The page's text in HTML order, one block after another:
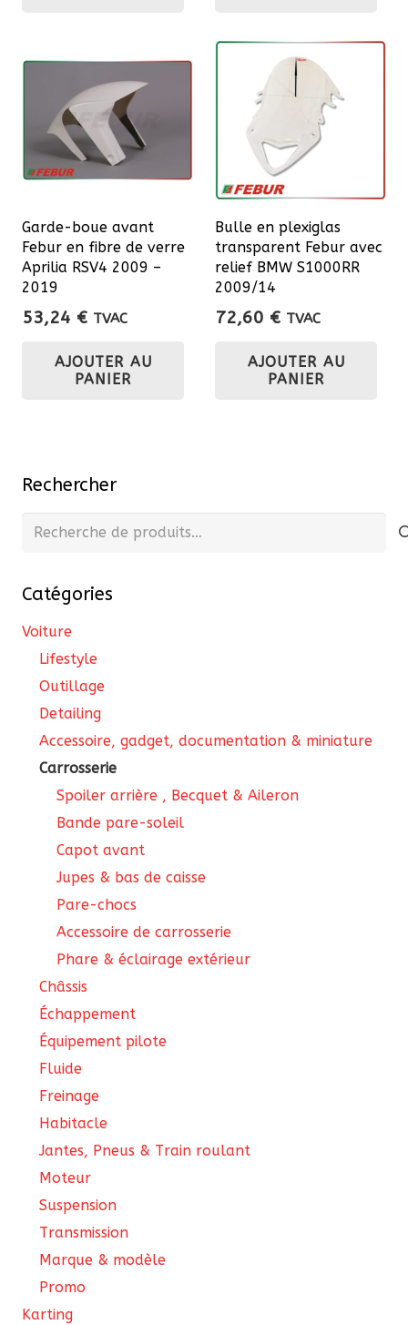
Garde-boue avant
Febur en fibre de verre
Aprilia RSV4 2009 –
2019
53,24 € TVAC
AJOUTER AU
PANIER
Bulle en plexiglas
transparent Febur avec
relief BMW S1000RR
2009/14
72,60 € TVAC
AJOUTER AU
PANIER
Rechercher
Recherche
Catégories
Voiture
Lifestyle
Outillage
Detailing
Accessoire, gadget, documentation & miniature
Carrosserie
Spoiler arrière , Becquet & Aileron
Bande pare-soleil
Capot avant
Jupes & bas de caisse
Pare-chocs
Accessoire de carrosserie
Phare & éclairage extérieur
Châssis
Échappement
Équipement pilote
Fluide
Freinage
Habitacle
Jantes, Pneus & Train roulant
Moteur
Suspension
Transmission
Marque & modèle
Promo
Karting